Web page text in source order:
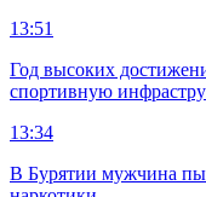
13:51
Год высоких
спортивную
13:34
В Бурятии мужчина